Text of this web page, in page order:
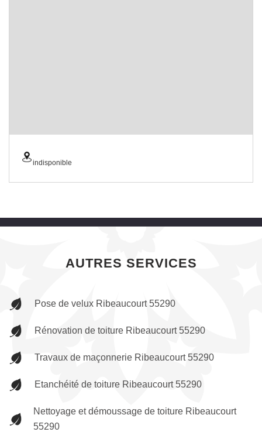
indisponible
AUTRES SERVICES
Pose de velux Ribeaucourt 55290
Rénovation de toiture Ribeaucourt 55290
Travaux de maçonnerie Ribeaucourt 55290
Etanchéité de toiture Ribeaucourt 55290
Nettoyage et démoussage de toiture Ribeaucourt
55290